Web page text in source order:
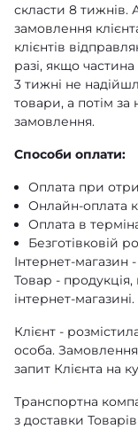
скласти 8 тижнів.
замовлення
клієнтів
разі, якщо
3 тижні не
товари, а потім
замовлення.
Способи оплати:
Оплата при
Онлайн-оплата
Оплата в
Безготівковій
Інтернет-магазин
Товар -
інтернет-магазині.
Клієнт -
особа.
запит Клієнта на
Транспортна
з доставки